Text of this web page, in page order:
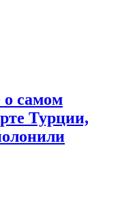
о самом
Турции,